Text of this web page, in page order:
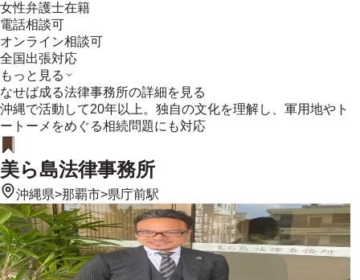
女性弁護士在籍
電話相談可
オンライン相談可
全国出張対応
もっと見る
なせば成る法律事務所の詳細を見る
沖縄で活動して20年以上。独自の文化を理解し、軍用地やト
ートーメをめぐる相続問題にも対応
美ら島法律事務所
沖縄県>那覇市>県庁前駅